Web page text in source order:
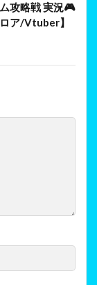
攻略戦 実況🎮
ア/Vtuber】